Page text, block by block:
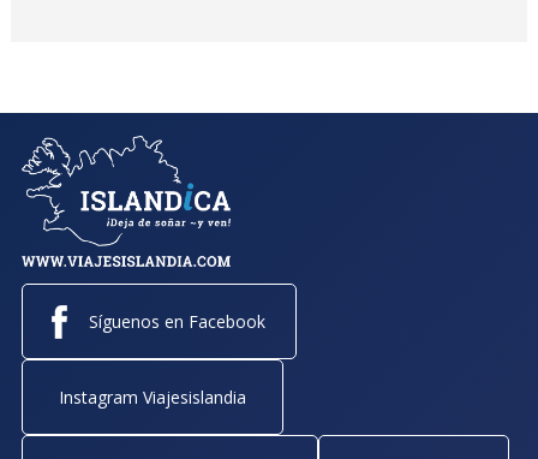
Síguenos en Facebook
Instagram Viajesislandia